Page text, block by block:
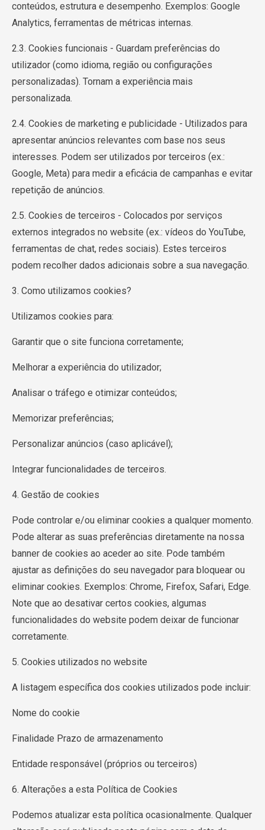
conteúdos, estrutura e desempenho. Exemplos: Google
Analytics, ferramentas de métricas internas.
2.3. Cookies funcionais - Guardam preferências do
utilizador (como idioma, região ou configurações
personalizadas). Tornam a experiência mais
personalizada.
2.4. Cookies de marketing e publicidade - Utilizados para
apresentar anúncios relevantes com base nos seus
interesses. Podem ser utilizados por terceiros (ex.:
Google, Meta) para medir a eficácia de campanhas e evitar
repetição de anúncios.
2.5. Cookies de terceiros - Colocados por serviços
externos integrados no website (ex.: vídeos do YouTube,
ferramentas de chat, redes sociais). Estes terceiros
podem recolher dados adicionais sobre a sua navegação.
3. Como utilizamos cookies?
Utilizamos cookies para:
Garantir que o site funciona corretamente;
Melhorar a experiência do utilizador;
Analisar o tráfego e otimizar conteúdos;
Memorizar preferências;
Personalizar anúncios (caso aplicável);
Integrar funcionalidades de terceiros.
4. Gestão de cookies
Pode controlar e/ou eliminar cookies a qualquer momento.
Pode alterar as suas preferências diretamente na nossa
banner de cookies ao aceder ao site. Pode também
ajustar as definições do seu navegador para bloquear ou
eliminar cookies. Exemplos: Chrome, Firefox, Safari, Edge.
Note que ao desativar certos cookies, algumas
funcionalidades do website podem deixar de funcionar
corretamente.
5. Cookies utilizados no website
A listagem específica dos cookies utilizados pode incluir:
Nome do cookie
Finalidade Prazo de armazenamento
Entidade responsável (próprios ou terceiros)
6. Alterações a esta Política de Cookies
Podemos atualizar esta política ocasionalmente. Qualquer